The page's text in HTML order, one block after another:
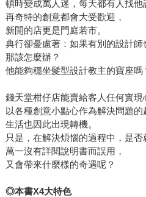
頓時變成萬人迷，每天都有人找他
再奇特的創意都會大受歡迎，
新開的店更是門庭若市。
典行卻憂慮著：如果有別的設計師
那該怎麼辦？
他能夠穩坐髮型設計教主的寶座嗎
錢天堂柑仔店能賣給客人任何實現
以各種創意小點心作為解決問題的
生活也因此出現轉機。
只是，在解決煩惱的過程中，是否
萬一沒有詳閱說明書而誤用，
又會帶來什麼樣的奇遇呢？
◎本書X4大特色